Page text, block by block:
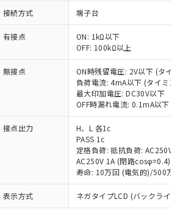
接続方式 端子台
有接点
ON: 1kΩ以下
OFF: 100kΩ以上
無接点
ON時残留電圧: 2V以下 (タイ
負荷電流: 4mA以下 (タイミン
最大印加電圧: DC30V以下
OFF時漏れ電流: 0.1mA以下 (
接点出力
H、L 各1c
PASS 1c
定格負荷: 抵抗負荷: AC250V
AC250V 1A (閉路cosφ=0.4)/
寿命: 10万回 (電気的)/500万
表示方式 ネガタイプLCD (バックライト
をお読みいただき、同意のうえ
ービスは、当社制御機器事業取扱
の当社在庫状況および標準価格
)を提供させていただくもので
制御機器事業取扱商品の中には、
ービスの対象外となる商品もある
をご了承ください。
状況および標準価格照会結果は、
している更新日時点での社内デー
基づき作成されるものであり、閲
れた時点での実際の在庫および標
し：EU RoHS指令（10物質）の
対応の商品で、対応品を出す予
中：EU RoHS指令（10物質）の
応状況を調査中または確認中の
ライセンス料など無形物で、有
と関係のない商品です。
情により、非含有部品として
、含有品と判明した場合などや
更することがあります。
以下、 水銀(Hg) 1000ppm以下、 カド
以下、
表
大均質材料含有率が中国RoHSの
であることを示します。
均質材料含有率が中国RoHSの
えていることを示します。
確認です。当社販売部門へお問
物質の基準値 (GB/T26572)：
、 Hg(水銀) : 1000ppm、 Cd(カドミウ
は、これら貴社製品のうち、外国
および外国貿易法に定める商品
下｢規制貨物等」という）を輸出
は国外への提供する場合は、日本
府の輸出許可(または役務取引許